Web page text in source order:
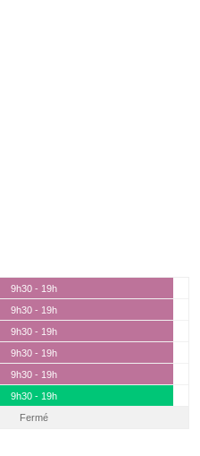
9h30 - 19h
9h30 - 19h
9h30 - 19h
9h30 - 19h
9h30 - 19h
9h30 - 19h
Fermé